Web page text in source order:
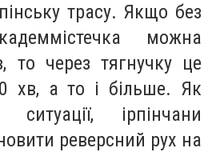
трасу. Якщо без
можна
то через тягнучку це
хв, а то і більше. Як
ірпінчани
реверсний рух на